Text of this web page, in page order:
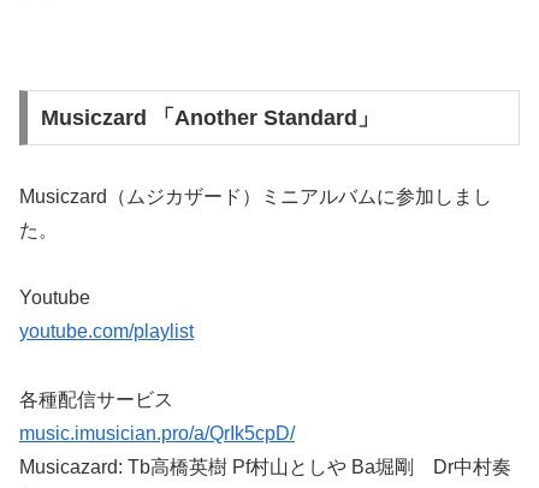
Musiczard 「Another Standard」
Musiczard（ムジカザード）ミニアルバムに参加しまし
た。
Youtube
youtube.com/playlist
各種配信サービス
music.imusician.pro/a/QrIk5cpD/
Musicazard: Tb高橋英樹 Pf村山としや Ba堀剛 Dr中村奏